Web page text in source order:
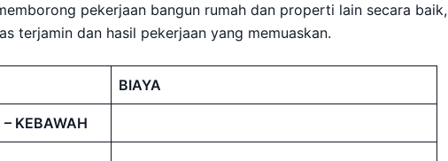
pekerjaan bangun rumah dan properti lain secara baik,
terjamin dan hasil pekerjaan yang memuaskan.
BIAYA
KEBAWAH